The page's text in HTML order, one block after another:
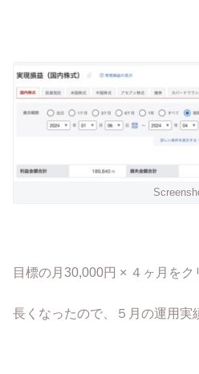
目標の月30,000円 × ４ヶ月をク
長くなったので、５月の運用実